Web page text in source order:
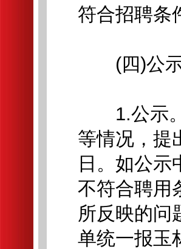
符合招聘条
(四)公示
1.公示。
等情况，提
日。如公
不符合聘用
所反映的问
单统一报玉